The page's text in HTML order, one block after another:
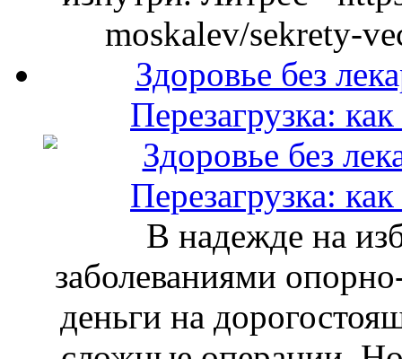
moskalev/sekrety-
Здоровье без
Перезагрузка:
В надежде на
заболеваниями
деньги на